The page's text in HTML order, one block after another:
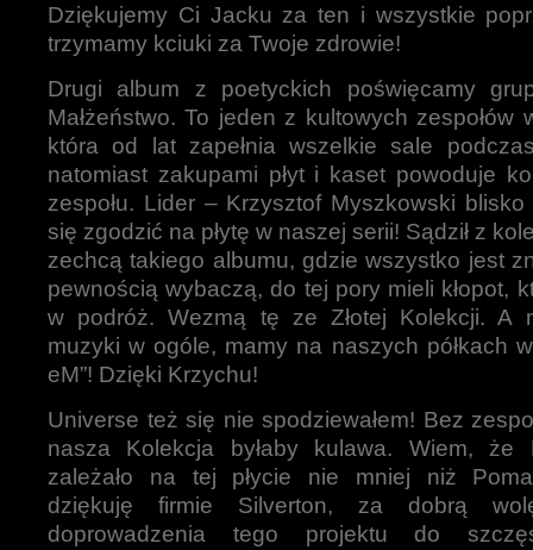
Dziękujemy Ci Jacku za ten i wszystkie
trzymamy kciuki za Twoje zdrowie!
Drugi album z poetyckich poświęcamy
Małżeństwo. To jeden z kultowych zespołów
która od lat zapełnia wszelkie sale
natomiast zakupami płyt i kaset powoduje
zespołu. Lider – Krzysztof Myszkowski
się zgodzić na płytę w naszej serii! Sądził z
zechcą takiego albumu, gdzie wszystko jest
pewnością wybaczą, do tej pory mieli kłopot,
w podróż. Wezmą tę ze Złotej Kolekcji. A
muzyki w ogóle, mamy na naszych półkach
eM”! Dzięki Krzychu!
Universe też się nie spodziewałem! Bez
nasza Kolekcja byłaby kulawa. Wiem, że
zależało na tej płycie nie mniej niż
dziękuję firmie Silverton, za dobrą
doprowadzenia tego projektu do